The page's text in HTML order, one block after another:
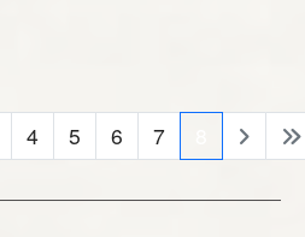
4 5 6 7